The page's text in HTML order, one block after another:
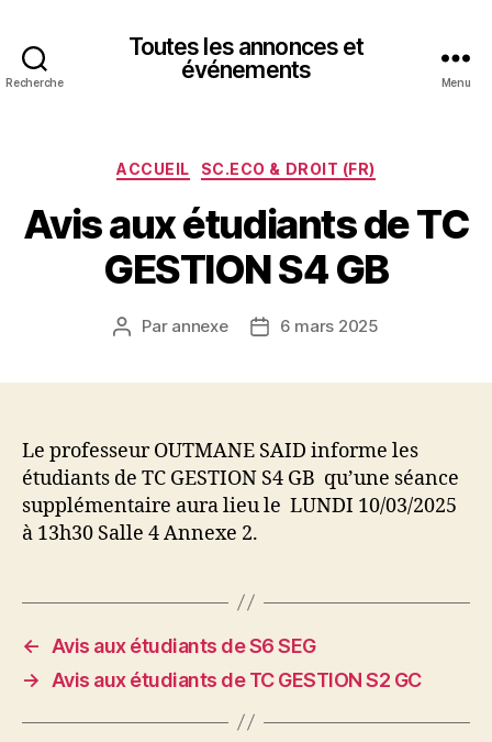
Recherche
Toutes les annonces et
événements
Menu
Catégories
ACCUEIL SC.ECO & DROIT (FR)
Avis aux étudiants de TC
GESTION S4 GB
Auteur
Par annexe
Date6 mars 2025
Le professeur OUTMANE SAID informe les
étudiants de TC GESTION S4 GB qu’une séance
supplémentaire aura lieu le LUNDI 10/03/2025
à 13h30 Salle 4 Annexe 2.
←
Avis aux étudiants de S6 SEG
→
Avis aux étudiants de TC GESTION S2 GC